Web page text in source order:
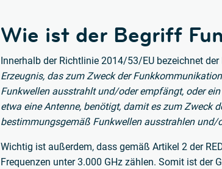
Wie ist der Begriff
Innerhalb der Richtlinie 2014/53/EU bezeichnet
Erzeugnis, das zum Zweck der
Funkwellen ausstrahlt und/oder empfängt, oder
etwa eine Antenne, benötigt, damit es zum Zweck
bestimmungsgemäß Funkwellen ausstrahlen und/
Wichtig ist außerdem, dass gemäß Artikel 2 der
Frequenzen unter 3.000 GHz zählen. Somit ist